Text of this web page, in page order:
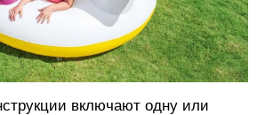
включают одну или